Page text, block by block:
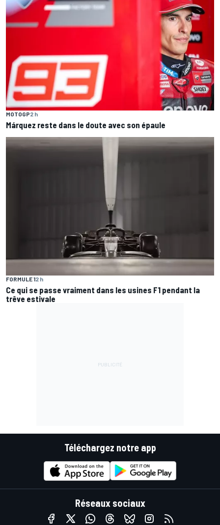
MOTOGP2 h
Márquez reste dans le doute avec son épaule
FORMULE 12 h
Ce qui se passe vraiment dans les usines F1 pendant la
trêve estivale
Téléchargez notre app
Réseaux sociaux